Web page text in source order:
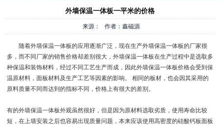
外墙保温一体板一平米的价格
来源： 作者：鑫磁源
随着外墙保温一体板的应用逐渐广泛，现在生产外墙保温一体板的厂家很
多，而不同厂家的销售价格却差别很大，外墙保温一体板在生产过程中是选取多
种保温和装饰材料，经过不同工艺生产而成，因此外墙保温一体板价格会受到保
温原材料，面板材料及生产工艺等因素的影响。 相同的板材，也会因其采用的
原料质量不同而达到的指标不同，价格上有很大的差别。
有的外墙保温一体板外观虽然很好，但是因为原材料选取劣质，使用寿命比较
短，在上墙安装之后也容易出现质量问题，本来应该使用高密度的硅酸钙板面板